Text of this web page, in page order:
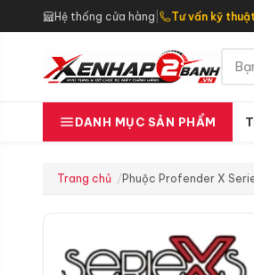
Hệ thống cửa hàng Tư vấn kỹ
DANH MỤC SẢN PHẨM
Trang chủ Phuộc Profender X